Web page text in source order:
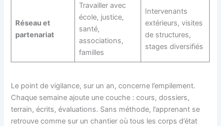
Réseau et
partenariat
Travailler avec
école, justice,
santé,
associations,
familles
Intervenants
extérieurs, visites
de structures,
stages diversifiés
Le point de vigilance, sur un an, concerne l’empilement.
Chaque semaine ajoute une couche : cours, dossiers,
terrain, écrits, évaluations. Sans méthode, l’apprenant se
retrouve comme sur un chantier où tous les corps d’état